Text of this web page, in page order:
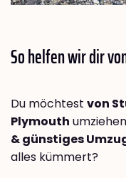
So helfen wir dir
Du möchtest von
Plymouth
& günstiges
alles kümmert?